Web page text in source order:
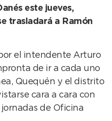
este jueves,
trasladará a Ramón
el intendente Arturo
de ir a cada uno
Quequén y el distrito
cara a cara con
de Oficina